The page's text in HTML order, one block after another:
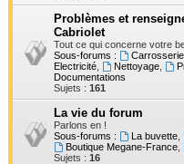
Problèmes et
Cabriolet
Tout ce qui concerne votre
Sous-forums :
Carrosserie,
Electricité
Nettoyage,
Documentations
Sujets : 161
La vie du forum
Parlons en !
Sous-forums :
La buvette,
Boutique Megane-France,
Sujets : 16